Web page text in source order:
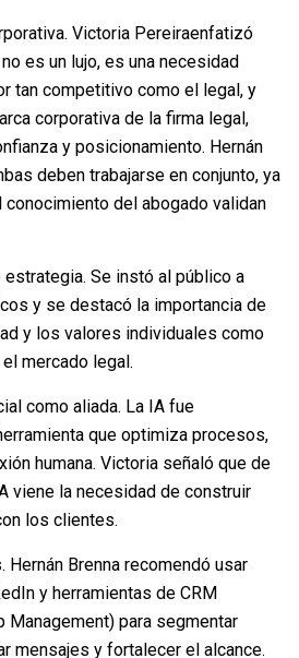
Victoria Pereiraenfatizó
es un lujo, es una necesidad
tan competitivo como el legal, y
corporativa de la firma legal,
y posicionamiento. Hernán
deben trabajarse en conjunto, ya
del abogado validan
Se instó al público a
y se destacó la importancia de
y los valores individuales como
mercado legal.
como aliada. La IA fue
que optimiza procesos,
humana. Victoria señaló que de
viene la necesidad de construir
los clientes.
Brenna recomendó usar
y herramientas de CRM
Management) para segmentar
mensajes y fortalecer el alcance.